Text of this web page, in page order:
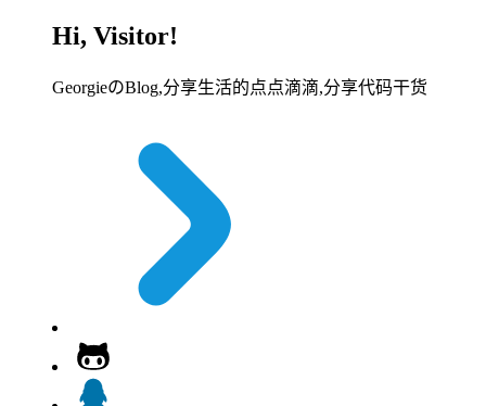
Hi, Visitor!
GeorgieのBlog,分享生活的点点滴滴,分享代码干货